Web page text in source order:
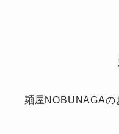
麺屋NOBUNAGAの